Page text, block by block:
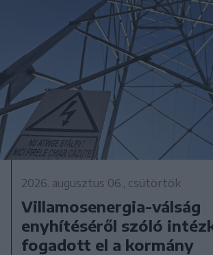
2026. augusztus 06., csütörtök
Villamosenergia-válság
enyhítéséről szóló
fogadott el a kormány